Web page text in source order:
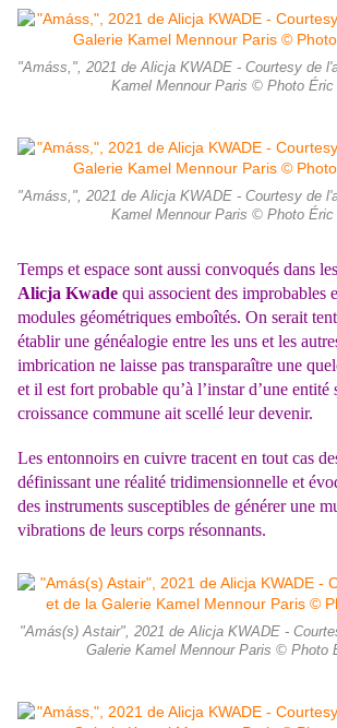
"Amáss,", 2021 de Alicja KWADE - Courtesy de
Kamel Mennour Paris © Photo Éric
"Amáss,", 2021 de Alicja KWADE - Courtesy de
Kamel Mennour Paris © Photo Éric
Temps et espace sont aussi convoqués dans
Alicja Kwade qui associent des improbables
modules géométriques emboîtés. On serait
établir une généalogie entre les uns et les
imbrication ne laisse pas transparaître une
et il est fort probable qu’à l’instar d’une
croissance commune ait scellé leur devenir.
Les entonnoirs en cuivre tracent en tout cas
définissant une réalité tridimensionnelle et
des instruments susceptibles de générer une
vibrations de leurs corps résonnants.
"Amás(s) Astair", 2021 de Alicja KWADE -
Galerie Kamel Mennour Paris © Photo